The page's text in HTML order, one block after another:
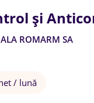
și
ROMARM SA
/ lună